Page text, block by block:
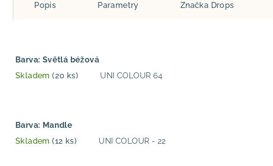
Popis Parametry Značka Drops
Barva: Světlá béžová
Skladem(20 ks) UNI COLOUR 64
Barva: Mandle
Skladem(12 ks) UNI COLOUR - 22